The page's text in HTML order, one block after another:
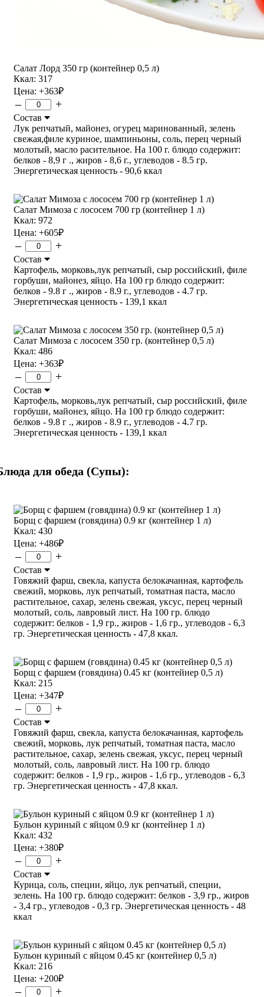
Салат Лорд 350 гр (контейнер 0,5 л)
Ккал: 317
Цена: +363₽
– +
Состав
Лук репчатый, майонез, огурец маринованный, зелень
свежая,филе куриное, шампиньоны, соль, перец черный
молотый, масло расительное. На 100 г. блюдо содержит:
белков - 8,9 г ., жиров - 8,6 г., углеводов - 8.5 гр.
Энергетическая ценность - 90,6 ккал
Салат Мимоза с лососем 700 гр (контейнер 1 л)
Ккал: 972
Цена: +605₽
– +
Состав
Картофель, морковь,лук репчатый, сыр российский, филе
горбуши, майонез, яйцо. На 100 гр блюдо содержит:
белков - 9.8 г ., жиров - 8.9 г., углеводов - 4.7 гр.
Энергетическая ценность - 139,1 ккал
Салат Мимоза с лососем 350 гр. (контейнер 0,5 л)
Ккал: 486
Цена: +363₽
– +
Состав
Картофель, морковь,лук репчатый, сыр российский, филе
горбуши, майонез, яйцо. На 100 гр блюдо содержит:
белков - 9.8 г ., жиров - 8.9 г., углеводов - 4.7 гр.
Энергетическая ценность - 139,1 ккал
для обеда (Супы):
Борщ с фаршем (говядина) 0.9 кг (контейнер 1 л)
Ккал: 430
Цена: +486₽
– +
Состав
Говяжий фарш, свекла, капуста белокачанная, картофель
свежий, морковь, лук репчатый, томатная паста, масло
растительное, сахар, зелень свежая, уксус, перец черный
молотый, соль, лавровый лист. На 100 гр. блюдо
содержит: белков - 1,9 гр., жиров - 1,6 гр., углеводов - 6,3
гр. Энергетическая ценность - 47,8 ккал.
Борщ с фаршем (говядина) 0.45 кг (контейнер 0,5 л)
Ккал: 215
Цена: +347₽
– +
Состав
Говяжий фарш, свекла, капуста белокачанная, картофель
свежий, морковь, лук репчатый, томатная паста, масло
растительное, сахар, зелень свежая, уксус, перец черный
молотый, соль, лавровый лист. На 100 гр. блюдо
содержит: белков - 1,9 гр., жиров - 1,6 гр., углеводов - 6,3
гр. Энергетическая ценность - 47,8 ккал.
Бульон куриный с яйцом 0.9 кг (контейнер 1 л)
Ккал: 432
Цена: +380₽
– +
Состав
Курица, соль, специи, яйцо, лук репчатый, специи,
зелень. На 100 гр. блюдо содержит: белков - 3,9 гр., жиров
- 3,4 гр., углеводов - 0,3 гр. Энергетическая ценность - 48
ккал
Бульон куриный с яйцом 0.45 кг (контейнер 0,5 л)
Ккал: 216
Цена: +200₽
– +